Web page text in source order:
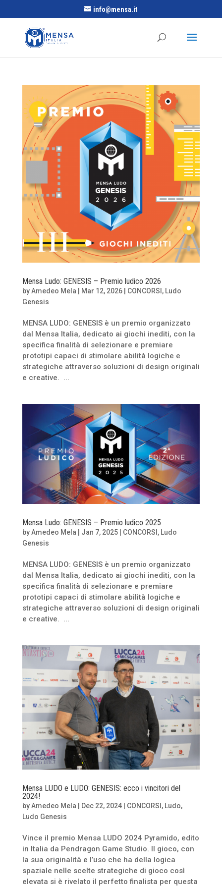
info@mensa.it
Mensa Ludo: GENESIS – Premio ludico 2026
byAmedeo Mela Mar 12, 2026| CONCORSI , Ludo
Genesis
MENSA LUDO: GENESIS è un premio organizzato
dal Mensa Italia, dedicato ai giochi inediti, con la
specifica finalità di selezionare e premiare
prototipi capaci di stimolare abilità logiche e
strategiche attraverso soluzioni di design originali
e creative. ...
Mensa Ludo: GENESIS – Premio ludico 2025
byAmedeo Mela Jan 7, 2025| CONCORSI , Ludo
Genesis
MENSA LUDO: GENESIS è un premio organizzato
dal Mensa Italia, dedicato ai giochi inediti, con la
specifica finalità di selezionare e premiare
prototipi capaci di stimolare abilità logiche e
strategiche attraverso soluzioni di design originali
e creative. ...
Mensa LUDO e LUDO: GENESIS: ecco i vincitori del
2024!
byAmedeo Mela Dec 22, 2024| CONCORSI , Ludo,
Ludo Genesis
Vince il premio Mensa LUDO 2024 Pyramido, edito
in Italia da Pendragon Game Studio. Il gioco, con
la sua originalità e l’uso che ha della logica
spaziale nelle scelte strategiche di gioco così
elevata si è rivelato il perfetto finalista per questa